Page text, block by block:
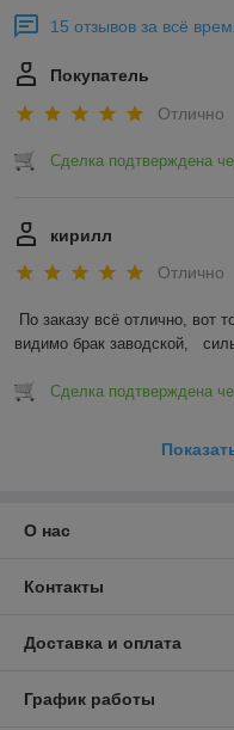
15 отзывов за всё
Покупатель
Отлично
Сделка подтверждена
кирилл
Отлично
По заказу всё отлично, вот
видимо брак заводской,
Сделка подтверждена
О нас
Контакты
Доставка и оплата
График работы